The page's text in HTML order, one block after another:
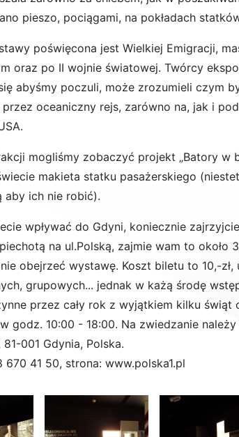
pieszo, pociągami, na pokładach
poświęcona jest Wielkiej Emigracji,
oraz po II wojnie światowej. Twórcy
abyśmy poczuli, może zrozumieli czym
oceaniczny rejs, zarówno na, jak i
mogliśmy zobaczyć projekt „Batory w
makieta statku pasażerskiego
aby ich nie robić).
wpływać do Gdyni, koniecznie
na ul.Polską, zajmie wam to
obejrzeć wystawę. Koszt biletu to 10,-zł,
grupowych... jednak w każą środę
przez cały rok z wyjątkiem kilku świąt
godz. 10:00 - 18:00. Na zwiedzanie
81-001 Gdynia, Polska.
41 50, strona: www.polska1.pl